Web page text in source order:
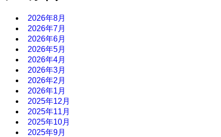
2026年8月
2026年7月
2026年6月
2026年5月
2026年4月
2026年3月
2026年2月
2026年1月
2025年12月
2025年11月
2025年10月
2025年9月